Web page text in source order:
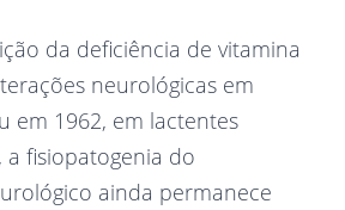
da deficiência de vitamina
neurológicas em
em 1962, em lactentes
fisiopatogenia do
ainda permanece